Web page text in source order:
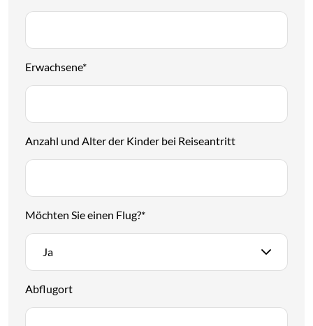
Erwachsene*
Anzahl und Alter der Kinder bei Reiseantritt
Möchten Sie einen Flug?*
Ja
Abflugort